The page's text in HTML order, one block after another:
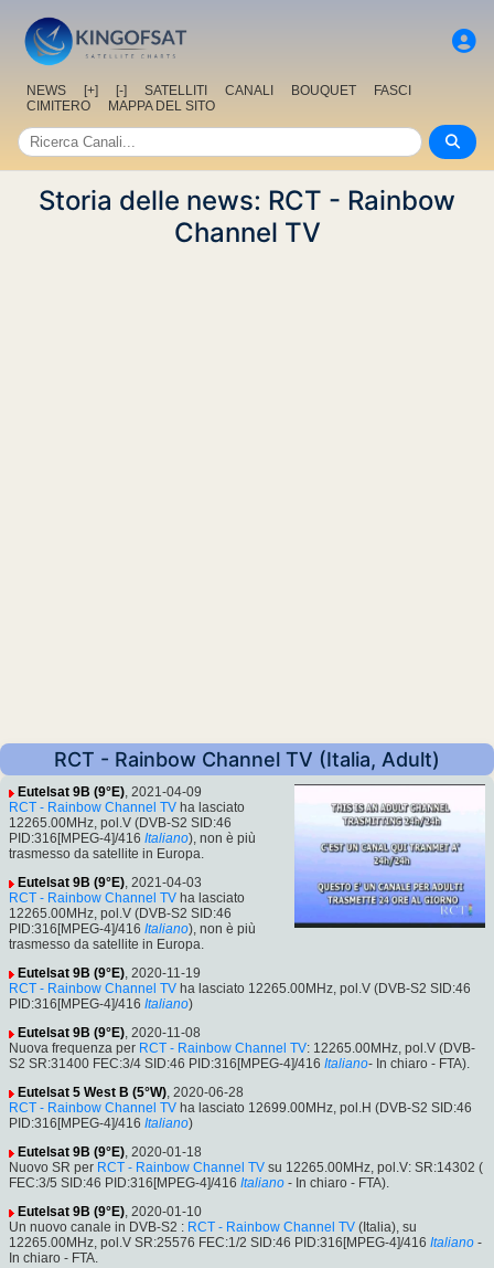
NEWS [+] [-] SATELLITI CANALI BOUQUET
FASCI
CIMITERO
MAPPA DEL SITO
Storia delle news: RCT - Rainbow
Channel TV
RCT - Rainbow Channel TV (Italia, Adult)
Eutelsat 9B (9°E), 2021-04-09
RCT - Rainbow Channel TV ha lasciato
12265.00MHz, pol.V (DVB-S2 SID:46
PID:316[MPEG-4]/416 Italiano), non è più
trasmesso da satellite in Europa.
Eutelsat 9B (9°E), 2021-04-03
RCT - Rainbow Channel TV ha lasciato
12265.00MHz, pol.V (DVB-S2 SID:46
PID:316[MPEG-4]/416 Italiano), non è più
trasmesso da satellite in Europa.
Eutelsat 9B (9°E), 2020-11-19
RCT - Rainbow Channel TV ha lasciato 12265.00MHz, pol.V (DVB-S2 SID:46
PID:316[MPEG-4]/416 Italiano)
Eutelsat 9B (9°E), 2020-11-08
Nuova frequenza per RCT - Rainbow Channel TV: 12265.00MHz, pol.V (DVB-
S2 SR:31400 FEC:3/4 SID:46 PID:316[MPEG-4]/416 Italiano- In chiaro - FTA).
Eutelsat 5 West B (5°W), 2020-06-28
RCT - Rainbow Channel TV ha lasciato 12699.00MHz, pol.H (DVB-S2 SID:46
PID:316[MPEG-4]/416 Italiano)
Eutelsat 9B (9°E), 2020-01-18
Nuovo SR per RCT - Rainbow Channel TV su 12265.00MHz, pol.V: SR:14302 (
FEC:3/5 SID:46 PID:316[MPEG-4]/416 Italiano - In chiaro - FTA).
Eutelsat 9B (9°E), 2020-01-10
Un nuovo canale in DVB-S2 : RCT - Rainbow Channel TV (Italia), su
12265.00MHz, pol.V SR:25576 FEC:1/2 SID:46 PID:316[MPEG-4]/416 Italiano -
In chiaro - FTA.